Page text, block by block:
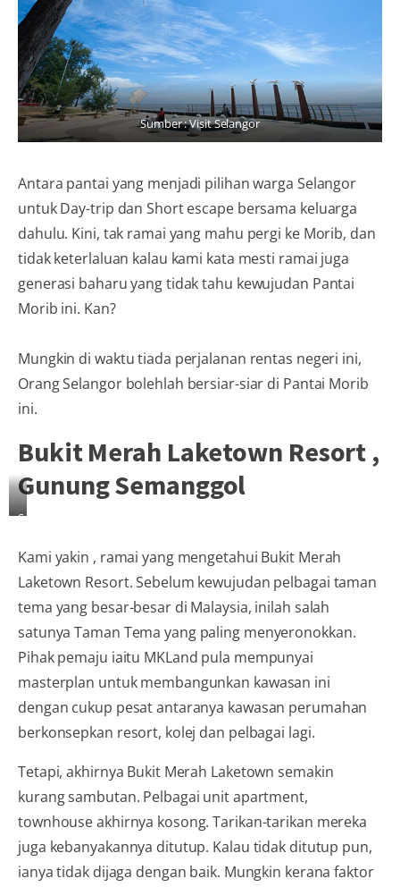
Sumber : Visit Selangor
Antara pantai yang menjadi pilihan warga Selangor
untuk Day-trip dan Short escape bersama keluarga
dahulu. Kini, tak ramai yang mahu pergi ke Morib, dan
tidak keterlaluan kalau kami kata mesti ramai juga
generasi baharu yang tidak tahu kewujudan Pantai
Morib ini. Kan?
Mungkin di waktu tiada perjalanan rentas negeri ini,
Orang Selangor bolehlah bersiar-siar di Pantai Morib
ini.
Bukit Merah Laketown Resort ,
Gunung Semanggol
Sumber
sg.hotels.com
Kami yakin , ramai yang mengetahui Bukit Merah
Laketown Resort. Sebelum kewujudan pelbagai taman
tema yang besar-besar di Malaysia, inilah salah
satunya Taman Tema yang paling menyeronokkan.
Pihak pemaju iaitu MKLand pula mempunyai
masterplan untuk membangunkan kawasan ini
dengan cukup pesat antaranya kawasan perumahan
berkonsepkan resort, kolej dan pelbagai lagi.
Tetapi, akhirnya Bukit Merah Laketown semakin
kurang sambutan. Pelbagai unit apartment,
townhouse akhirnya kosong. Tarikan-tarikan mereka
juga kebanyakannya ditutup. Kalau tidak ditutup pun,
ianya tidak dijaga dengan baik. Mungkin kerana faktor